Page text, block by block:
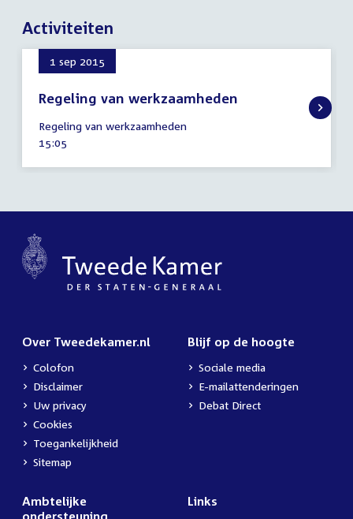
Activiteiten
1 sep 2015
Regeling van werkzaamheden
september
2015
Regeling van werkzaamheden
Tijd
15:05
Over Tweedekamer.nl
Colofon
Disclaimer
Uw privacy
Cookies
Toegankelijkheid
Sitemap
Blijf op de hoogte
Sociale media
E-mailattenderingen
Debat Direct
Ambtelijke
ondersteuning
Links